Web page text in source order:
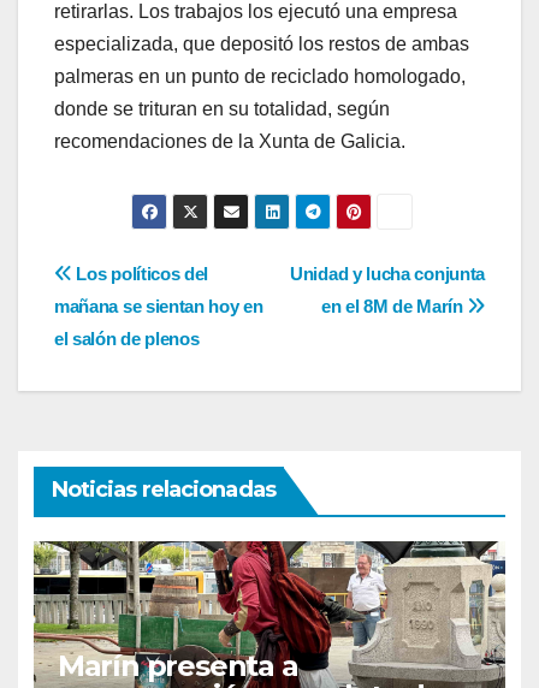
retirarlas. Los trabajos los ejecutó una empresa
especializada, que depositó los restos de ambas
palmeras en un punto de reciclado homologado,
donde se trituran en su totalidad, según
recomendaciones de la Xunta de Galicia.
Navegación
de
entradas
Unidad y lucha conjunta
en el 8M de Marín
Los políticos del
mañana se sientan hoy en
el salón de plenos
Noticias relacionadas
Marín presenta a